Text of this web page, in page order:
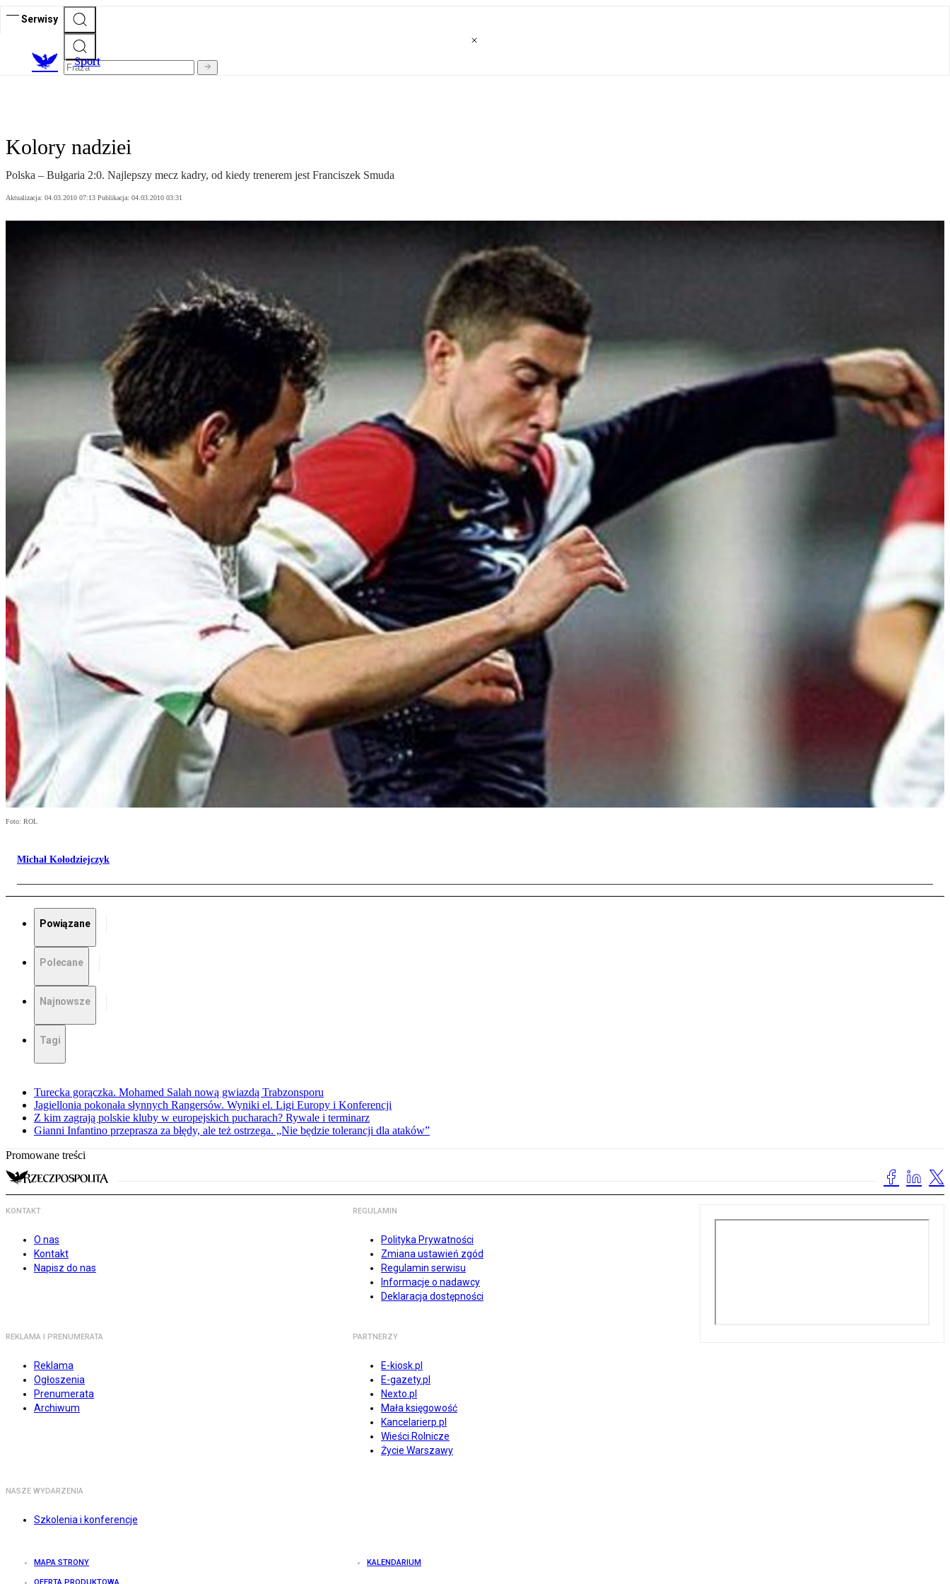
Serwisy
Sport
Kolory nadziei
Polska – Bułgaria 2:0. Najlepszy mecz kadry, od kiedy trenerem jest Franciszek Smuda
Aktualizacja: 04.03.2010 07:13 Publikacja: 04.03.2010 03:31
Foto: ROL
Michał Kołodziejczyk
Powiązane
Polecane
Najnowsze
Tagi
Turecka gorączka. Mohamed Salah nową gwiazdą Trabzonsporu
Jagiellonia pokonała słynnych Rangersów. Wyniki el. Ligi Europy i Konferencji
Z kim zagrają polskie kluby w europejskich pucharach? Rywale i terminarz
Gianni Infantino przeprasza za błędy, ale też ostrzega. „Nie będzie tolerancji dla ataków”
Promowane treści
KONTAKT
O nas
Kontakt
Napisz do nas
REGULAMIN
Polityka Prywatności
Zmiana ustawień zgód
Regulamin serwisu
Informacje o nadawcy
Deklaracja dostępności
REKLAMA I PRENUMERATA
Reklama
Ogłoszenia
Prenumerata
Archiwum
PARTNERZY
E-kiosk.pl
E-gazety.pl
Nexto.pl
Mała księgowość
Kancelarierp.pl
Wieści Rolnicze
Życie Warszawy
NASZE WYDARZENIA
Szkolenia i konferencje
MAPA STRONY KALENDARIUM